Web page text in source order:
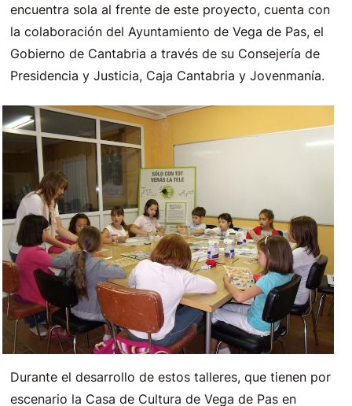
encuentra sola al frente de este proyecto, cuenta con
la colaboración del Ayuntamiento de Vega de Pas, el
Gobierno de Cantabria a través de su Consejería de
Presidencia y Justicia, Caja Cantabria y Jovenmanía.
Durante el desarrollo de estos talleres, que tienen por
escenario la Casa de Cultura de Vega de Pas en